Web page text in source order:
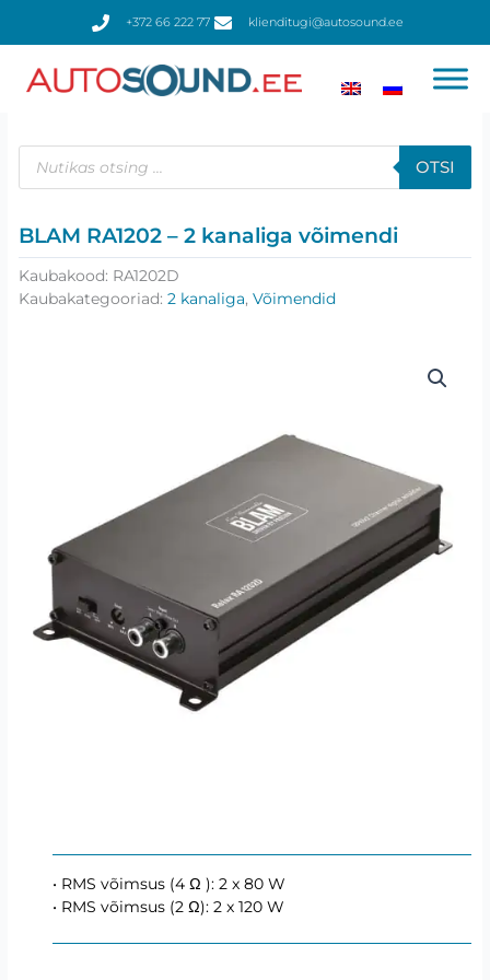
+372 66 222 77 klienditugi@autosound.ee
Products
search
OTSI
BLAM RA1202 – 2 kanaliga võimendi
Kaubakood: RA1202D
Kaubakategooriad: 2 kanaliga, Võimendid
• RMS võimsus (4 Ω ): 2 x 80 W
• RMS võimsus (2 Ω): 2 x 120 W